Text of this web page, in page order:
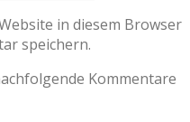
in diesem Browser
speichern.
Kommentare